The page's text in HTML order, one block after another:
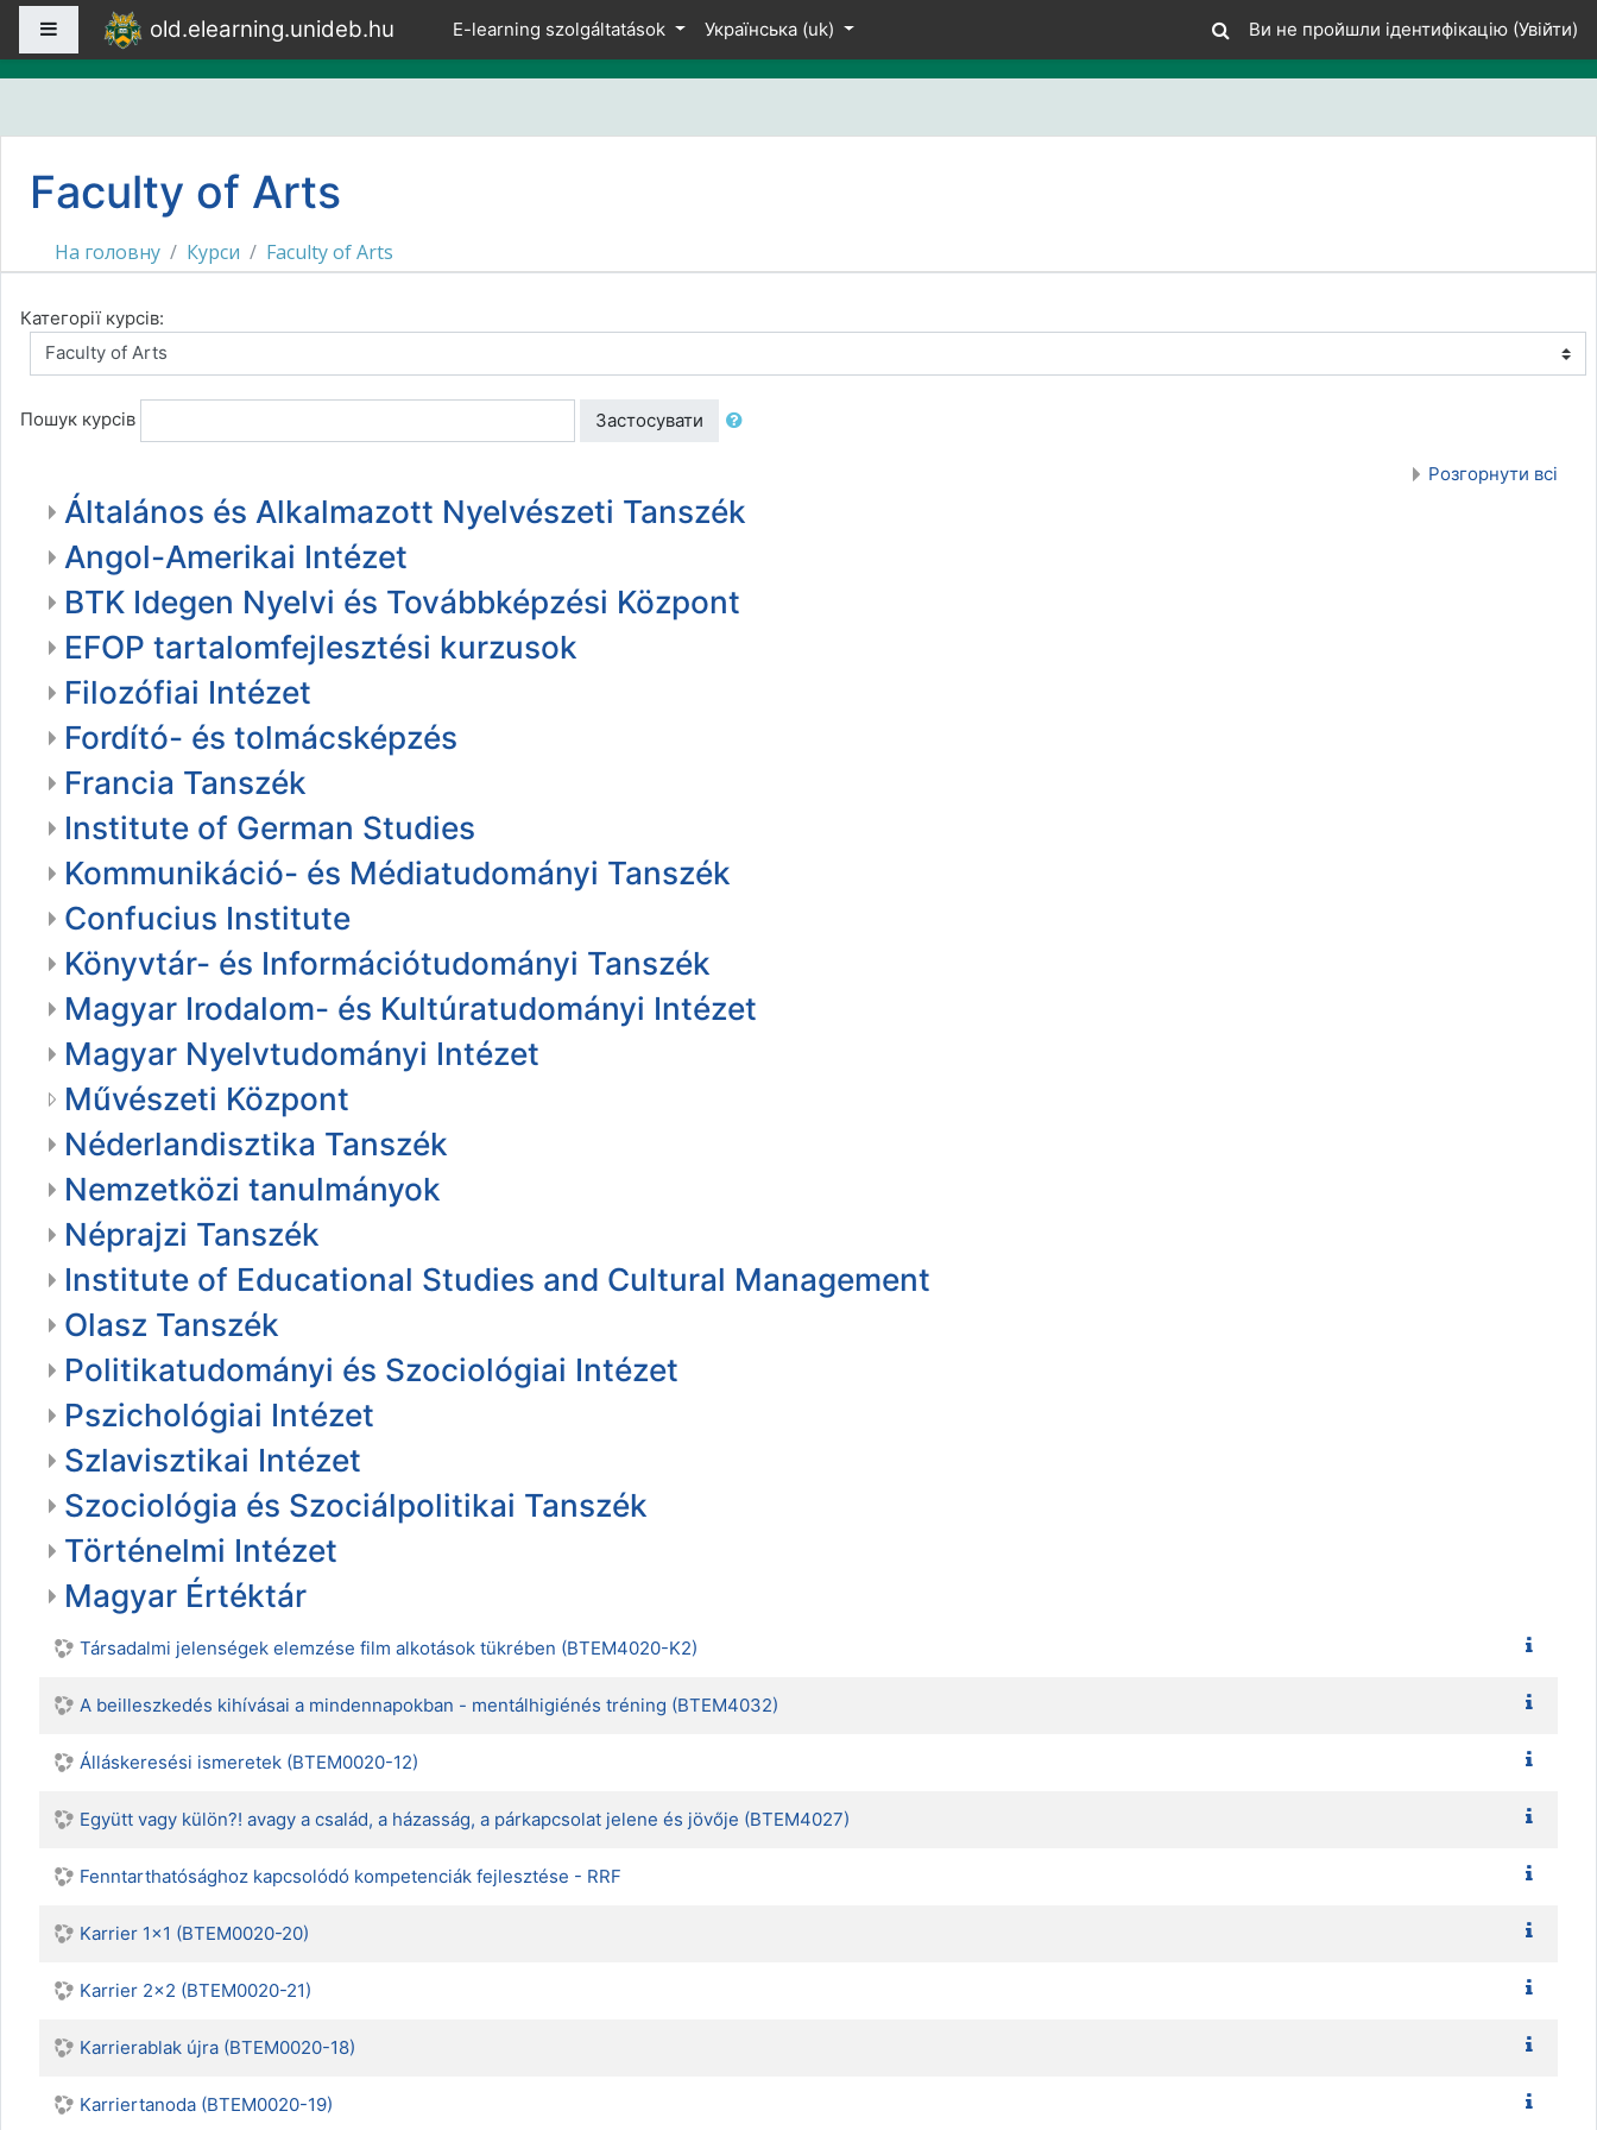
Перейти до головного вмісту
Бокова панельold.elearning.unideb.hu E-learning szolgáltatások Українська ‎(uk)‎ Ви не пройшли ідентифікацію (Увійти)
Faculty of Arts
На головну Курси Faculty of Arts
Категорії курсів:
Пошук курсів Застосувати
Розгорнути всі
Általános és Alkalmazott Nyelvészeti Tanszék
Angol-Amerikai Intézet
BTK Idegen Nyelvi és Továbbképzési Központ
EFOP tartalomfejlesztési kurzusok
Filozófiai Intézet
Fordító- és tolmácsképzés
Francia Tanszék
Institute of German Studies
Kommunikáció- és Médiatudományi Tanszék
Confucius Institute
Könyvtár- és Információtudományi Tanszék
Magyar Irodalom- és Kultúratudományi Intézet
Magyar Nyelvtudományi Intézet
Művészeti Központ
Néderlandisztika Tanszék
Nemzetközi tanulmányok
Néprajzi Tanszék
Institute of Educational Studies and Cultural Management
Olasz Tanszék
Politikatudományi és Szociológiai Intézet
Pszichológiai Intézet
Szlavisztikai Intézet
Szociológia és Szociálpolitikai Tanszék
Történelmi Intézet
Magyar Értéktár
Társadalmi jelenségek elemzése film alkotások tükrében (BTEM4020-K2)
A beilleszkedés kihívásai a mindennapokban - mentálhigiénés tréning (BTEM4032)
Álláskeresési ismeretek (BTEM0020-12)
Együtt vagy külön?! avagy a család, a házasság, a párkapcsolat jelene és jövője (BTEM4027)
Fenntarthatósághoz kapcsolódó kompetenciák fejlesztése - RRF
Karrier 1x1 (BTEM0020-20)
Karrier 2x2 (BTEM0020-21)
Karrierablak újra (BTEM0020-18)
Karriertanoda (BTEM0020-19)